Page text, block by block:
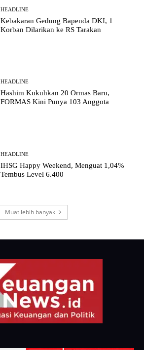
HEADLINE
Kebakaran Gedung Bapenda DKI, 1
Korban Dilarikan ke RS Tarakan
HEADLINE
Hashim Kukuhkan 20 Ormas Baru,
FORMAS Kini Punya 103 Anggota
HEADLINE
IHSG Happy Weekend, Menguat 1,04%
Tembus Level 6.400
Muat lebih banyak